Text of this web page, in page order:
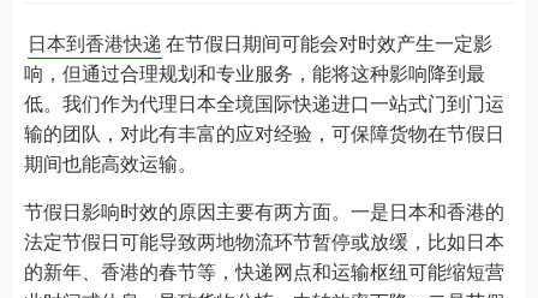
日本到香港快递在节假日期间可能会对时效产生一定影
响，但通过合理规划和专业服务，能将这种影响降到最
低。我们作为代理日本全境国际快递进口一站式门到门运
输的团队，对此有丰富的应对经验，可保障货物在节假日
期间也能高效运输。
节假日影响时效的原因主要有两方面。一是日本和香港的
法定节假日可能导致两地物流环节暂停或放缓，比如日本
的新年、香港的春节等，快递网点和运输枢纽可能缩短营